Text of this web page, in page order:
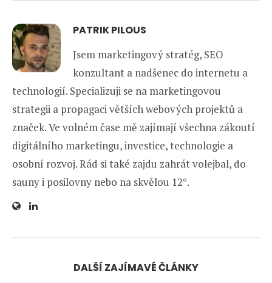
PATRIK PILOUS
Jsem marketingový stratég, SEO
konzultant a nadšenec do internetu a
technologií. Specializuji se na marketingovou
strategii a propagaci větších webových projektů a
značek. Ve volném čase mě zajímají všechna zákoutí
digitálního marketingu, investice, technologie a
osobní rozvoj. Rád si také zajdu zahrát volejbal, do
sauny i posilovny nebo na skvělou 12°.
DALŠÍ ZAJÍMAVÉ ČLÁNKY